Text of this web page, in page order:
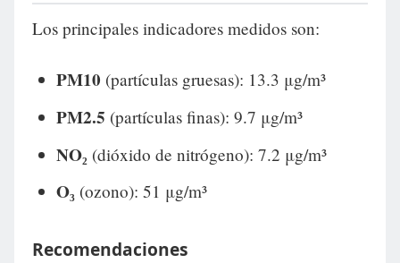
Los principales indicadores medidos son:
PM10 (partículas gruesas): 13.3 μg/m³
PM2.5 (partículas finas): 9.7 μg/m³
NO₂ (dióxido de nitrógeno): 7.2 μg/m³
O₃ (ozono): 51 μg/m³
Recomendaciones